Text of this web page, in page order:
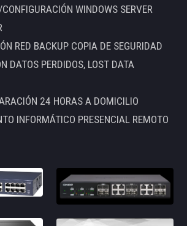
WINDOWS SERVER
RED BACKUP COPIA DE SEGURIDAD
DATOS PERDIDOS, LOST DATA
24 HORAS A DOMICILIO
INFORMÁTICO PRESENCIAL REMOTO